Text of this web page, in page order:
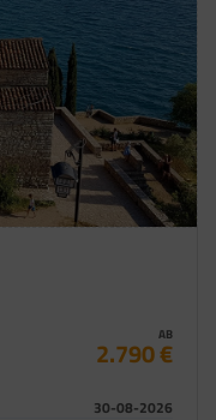
AB
2.790 €
30-08-2026